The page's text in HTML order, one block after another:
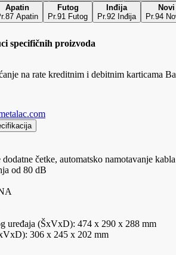
Apatin
Apatin
Futog
Pr.91 Futog
Inđija
Pr.92 Inđija
Pr.94
specifičnih proizvoda
na rate kreditnim i debitnim karticama
četke, automatsko namotavanje kabla
od 80 dB
uređaja (ŠxVxD): 474 x 290 x 288 mm
306 x 245 x 202 mm